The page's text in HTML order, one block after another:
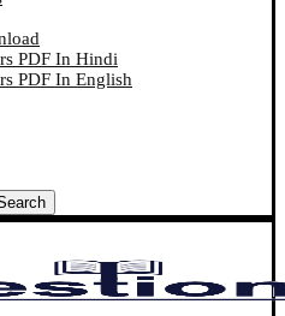
PDF In Hindi
PDF In English